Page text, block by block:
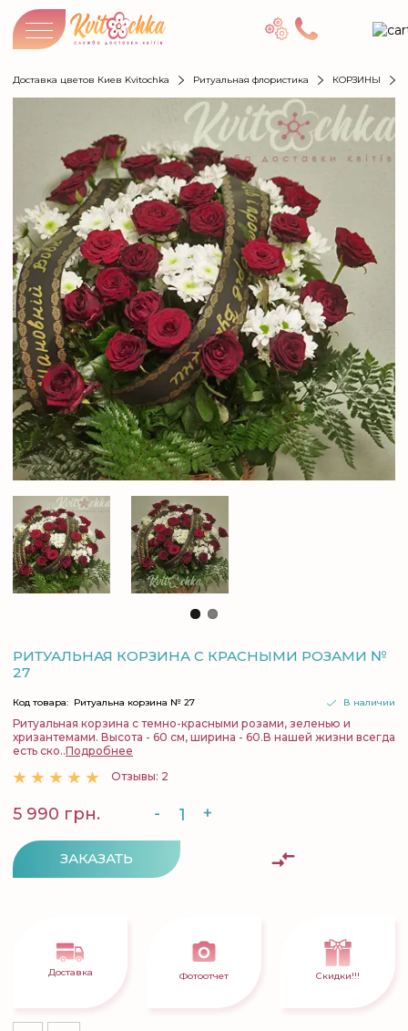
Доставка цветов Киев Kvitochka Ритуальная флористика КОРЗИНЫ
РИТУАЛЬНАЯ КОРЗИНА С КРАСНЫМИ РОЗАМИ №
27
В наличии
Код товара: Ритуальна корзина № 27
Ритуальная корзина с темно-красными розами, зеленью и
хризантемами. Высота - 60 см, ширина - 60.В нашей жизни всегда
есть ско..Подробнее
Отзывы: 2
5 990 грн. - +
ЗАКАЗАТЬ
Доставка Фотоотчет Скидки!!!